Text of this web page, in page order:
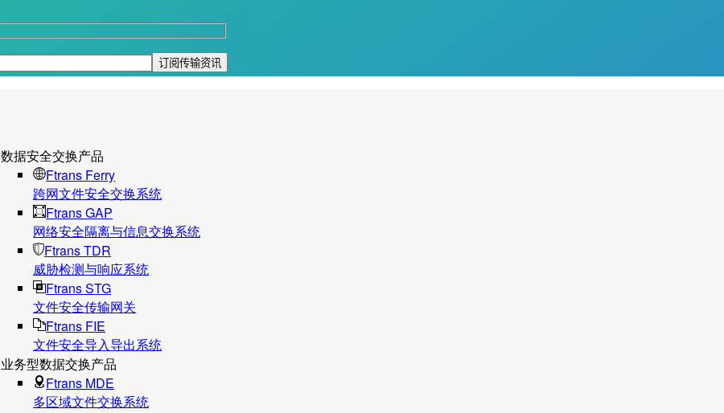
数据安全交换产品
Ftrans Ferry
跨网文件安全交换系统
Ftrans GAP
网络安全隔离与信息交换系统
Ftrans TDR
威胁检测与响应系统
Ftrans STG
文件安全传输网关
Ftrans FIE
文件安全导入导出系统
业务型数据交换产品
Ftrans MDE
多区域文件交换系统